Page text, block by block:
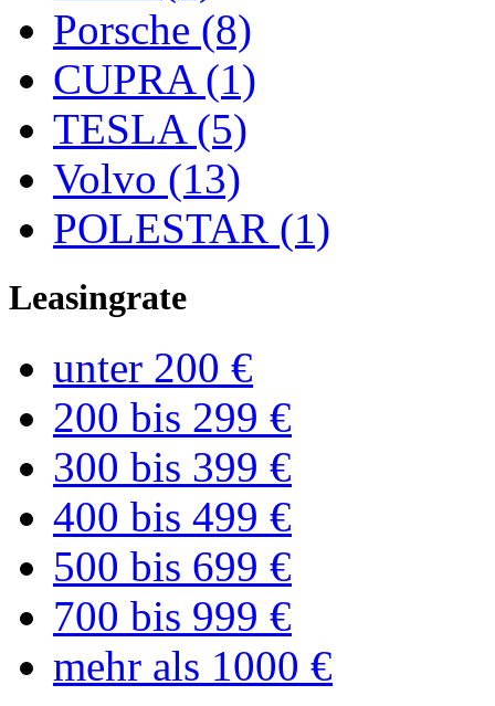
Porsche (8)
CUPRA (1)
TESLA (5)
Volvo (13)
POLESTAR (1)
Leasingrate
unter 200 €
200 bis 299 €
300 bis 399 €
400 bis 499 €
500 bis 699 €
700 bis 999 €
mehr als 1000 €